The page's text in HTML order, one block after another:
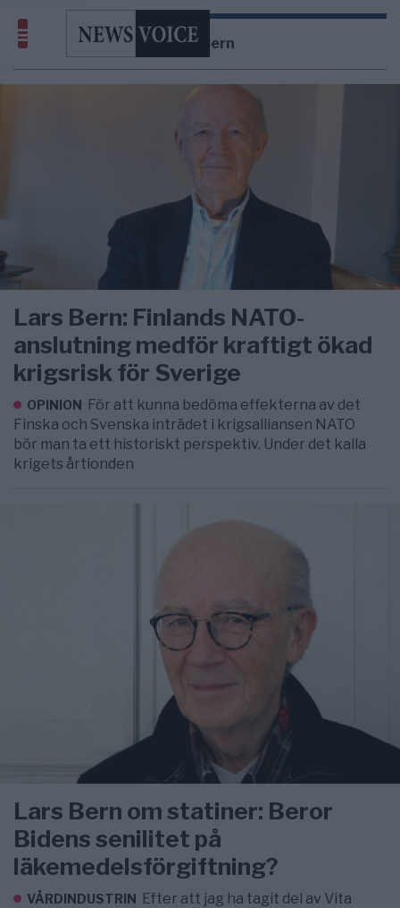
Lars Bern
Lars Bern: Finlands NATO-
anslutning medför kraftigt ökad
krigsrisk för Sverige
OPINION För att kunna bedöma effekterna av det
Finska och Svenska inträdet i krigsalliansen NATO
bör man ta ett historiskt perspektiv. Under det kalla
krigets årtionden
Lars Bern om statiner: Beror
Bidens senilitet på
läkemedelsförgiftning?
VÅRDINDUSTRIN Efter att jag ha tagit del av Vita